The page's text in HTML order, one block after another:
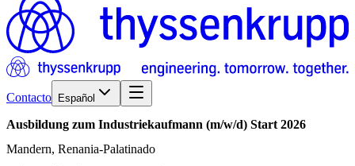
Contacto Español
Ausbildung zum Industriekaufmann (m/w/d) Start 2026
Mandern, Renania-Palatinado